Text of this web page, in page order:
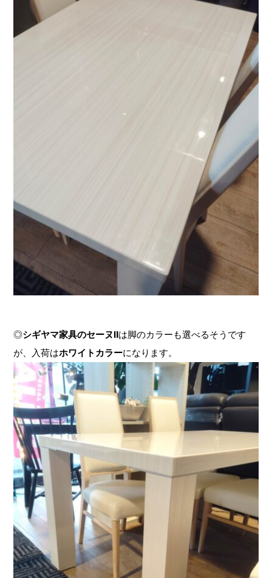
◎シギヤマ家具のセーヌⅡは脚のカラーも選べるそうです
が、入荷はホワイトカラーになります。